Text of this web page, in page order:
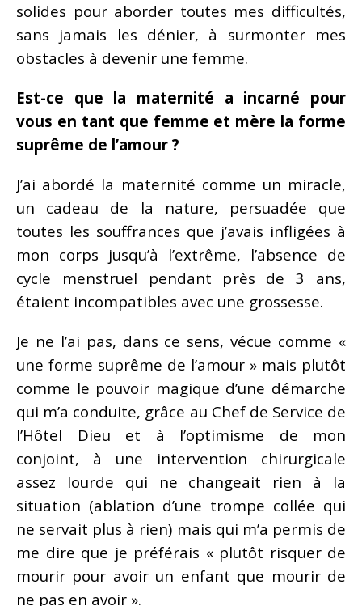
solides pour aborder toutes mes difficultés,
sans jamais les dénier, à surmonter mes
obstacles à devenir une femme.
Est-ce que la maternité a incarné pour
vous en tant que femme et mère la forme
suprême de l’amour ?
J’ai abordé la maternité comme un miracle,
un cadeau de la nature, persuadée que
toutes les souffrances que j’avais infligées à
mon corps jusqu’à l’extrême, l’absence de
cycle menstruel pendant près de 3 ans,
étaient incompatibles avec une grossesse.
Je ne l’ai pas, dans ce sens, vécue comme «
une forme suprême de l’amour » mais plutôt
comme le pouvoir magique d’une démarche
qui m’a conduite, grâce au Chef de Service de
l’Hôtel Dieu et à l’optimisme de mon
conjoint, à une intervention chirurgicale
assez lourde qui ne changeait rien à la
situation (ablation d’une trompe collée qui
ne servait plus à rien) mais qui m’a permis de
me dire que je préférais « plutôt risquer de
mourir pour avoir un enfant que mourir de
ne pas en avoir ».